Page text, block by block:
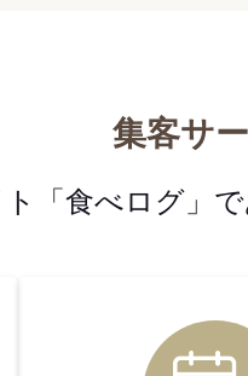
集客サ
「食べログ」